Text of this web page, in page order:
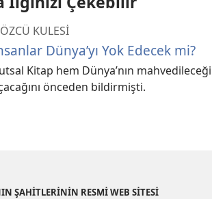
KULESİ
Dünya’yı Yok Edecek mi?
Kitap hem Dünya’nın
önceden bildirmişti.
ŞAHİTLERİNİN RESMİ WEB SİTESİ